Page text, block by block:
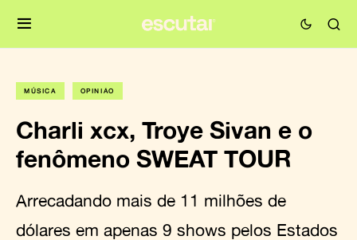
MÚSICA OPINIÃO
Charli xcx, Troye Sivan e o
fenômeno SWEAT TOUR
Arrecadando mais de 11 milhões de
dólares em apenas 9 shows pelos Estados